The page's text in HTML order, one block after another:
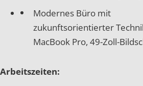
Modernes Büro mit
zukunftsorientierter
MacBook Pro, 49-Zoll-
Arbeitszeiten: